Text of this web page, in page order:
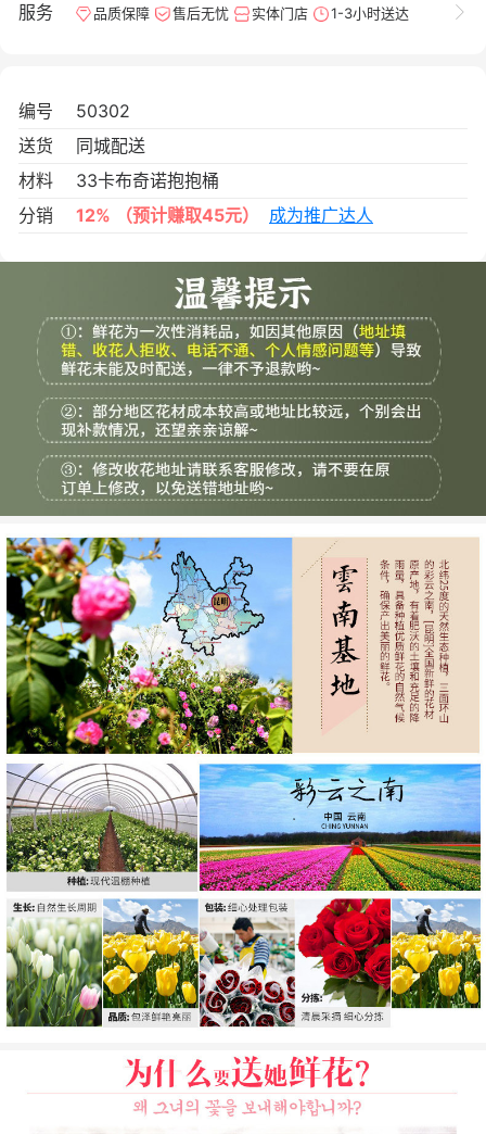
服务 品质保障 售后无忧 实体门店 1-3小时送达
编号
50302
送货
同城配送
材料
33卡布奇诺抱抱桶
分销
12% （预计赚取45元） 成为推广达人